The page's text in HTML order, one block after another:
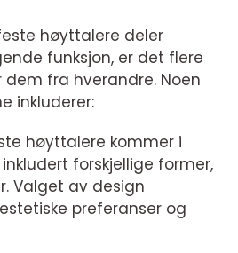
høyttalere deler
funksjon, er det flere
dem fra hverandre. Noen
inkluderer:
høyttalere kommer i
forskjellige former,
Valget av design
preferanser og